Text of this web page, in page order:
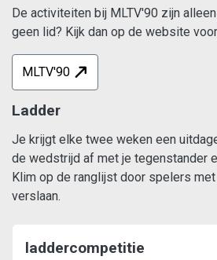
De activiteiten bij MLTV'90 zijn
geen lid? Kijk dan op de website
MLTV'90
Ladder
Je krijgt elke twee weken een
de wedstrijd af met je tegenstander
Klim op de ranglijst door spelers
verslaan.
laddercompetitie